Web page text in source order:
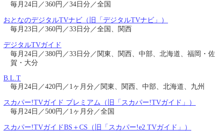
毎月24日／360円／34日分／全国
おとなのデジタルTVナビ（旧「デジタルTVナビ」）
毎月23日／360円／33日分／全国、関西
デジタルTVガイド
毎月24日／380円／33日分／関東、関西、中部、北海道、福岡・佐
賀・大分
B.L.T
毎月24日／420円／1ヶ月分／関東、関西、中部、北海道、九州
スカパー!TVガイド プレミアム（旧「スカパー!TVガイド」）
毎月24日／500円／1ヶ月分／全国
スカパー!TVガイドBS＋CS（旧「スカパー!e2 TVガイド」）